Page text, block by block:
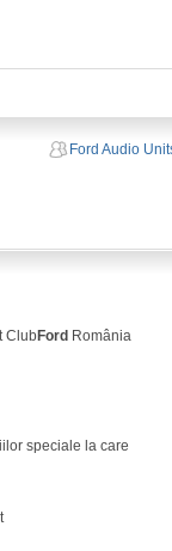
Ford Audio
ClubFord România
speciale la care